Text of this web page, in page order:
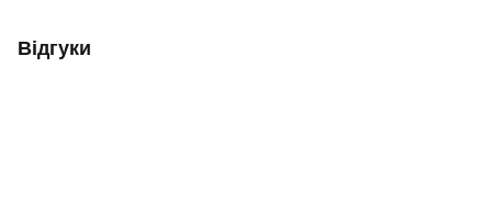
Відгуки